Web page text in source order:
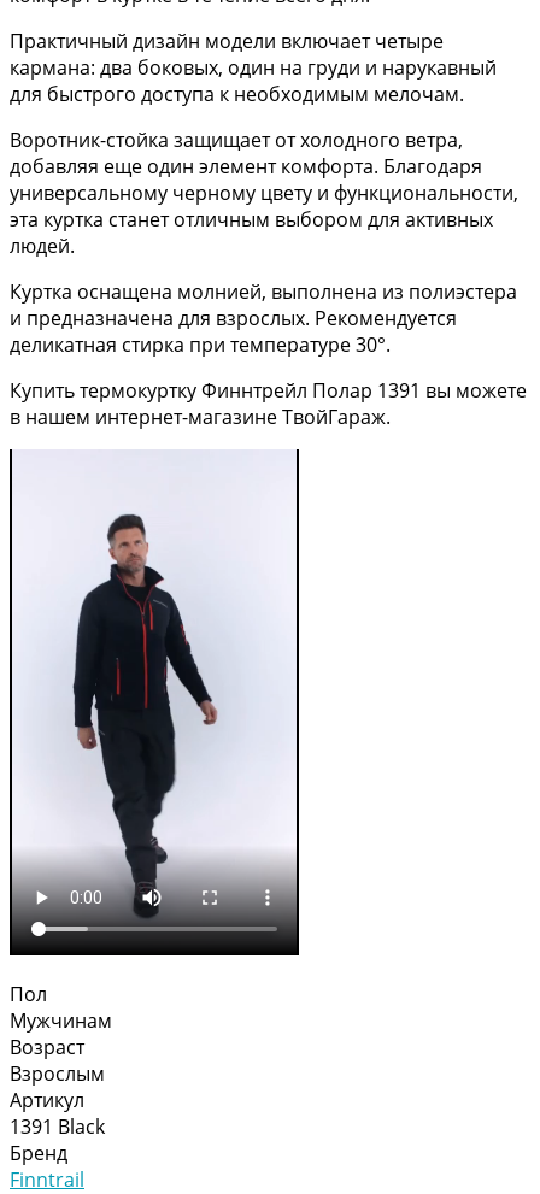
Практичный дизайн модели включает четыре
кармана: два боковых, один на груди и нарукавный
для быстрого доступа к необходимым мелочам.
Воротник-стойка защищает от холодного ветра,
добавляя еще один элемент комфорта. Благодаря
универсальному черному цвету и функциональности,
эта куртка станет отличным выбором для активных
людей.
Куртка оснащена молнией, выполнена из полиэстера
и предназначена для взрослых. Рекомендуется
деликатная стирка при температуре 30°.
Купить термокуртку Финнтрейл Полар 1391 вы можете
в нашем интернет-магазине ТвойГараж.
Пол
Мужчинам
Возраст
Взрослым
Артикул
1391 Black
Бренд
Finntrail